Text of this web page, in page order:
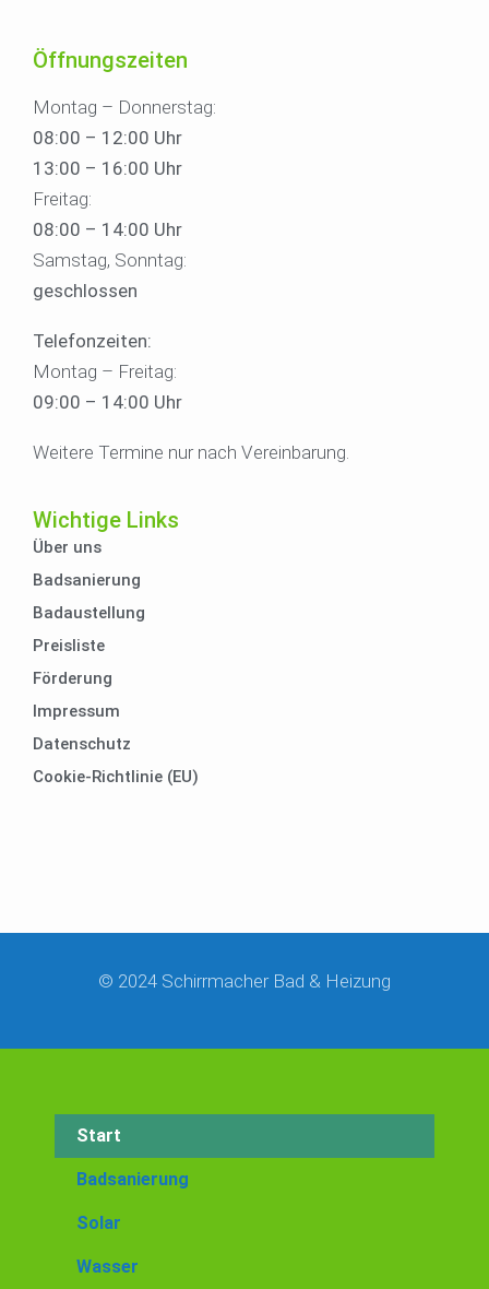
Öffnungszeiten
Montag – Donnerstag:
08:00 – 12:00 Uhr
13:00 – 16:00 Uhr
Freitag:
08:00 – 14:00 Uhr
Samstag, Sonntag:
geschlossen
Telefonzeiten:
Montag – Freitag:
09:00 – 14:00 Uhr
Weitere Termine nur nach Vereinbarung.
Wichtige Links
Über uns
Badsanierung
Badaustellung
Preisliste
Förderung
Impressum
Datenschutz
Cookie-Richtlinie (EU)
© 2024 Schirrmacher Bad & Heizung
Start
Badsanierung
Solar
Wasser